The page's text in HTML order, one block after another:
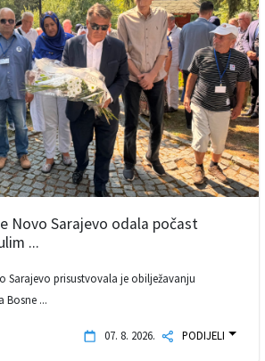
Novo Sarajevo odala počast
...
Sarajevo prisustvovala je obilježavanju
Bosne ...
07. 8. 2026. PODIJELI